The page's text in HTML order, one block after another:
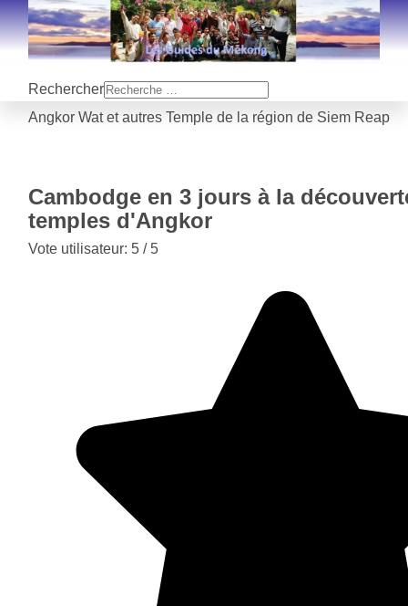
Rechercher
Angkor Wat et autres Temple de la région de Siem Reap
Cambodge en 3 jours à la
temples d'Angkor
Vote utilisateur: 5 / 5